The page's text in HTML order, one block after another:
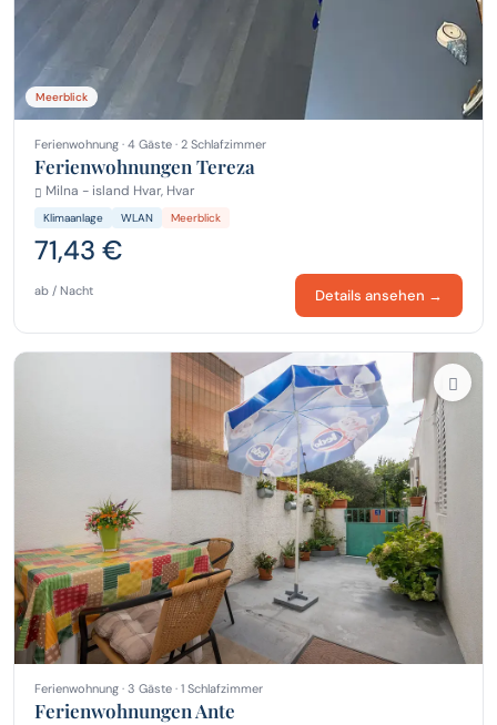
Meerblick
Ferienwohnung · 4 Gäste · 2 Schlafzimmer
Ferienwohnungen Tereza
Milna - island Hvar, Hvar
Klimaanlage WLAN Meerblick
71,43 €
ab / Nacht Details ansehen →
Ferienwohnung · 3 Gäste · 1 Schlafzimmer
Ferienwohnungen Ante